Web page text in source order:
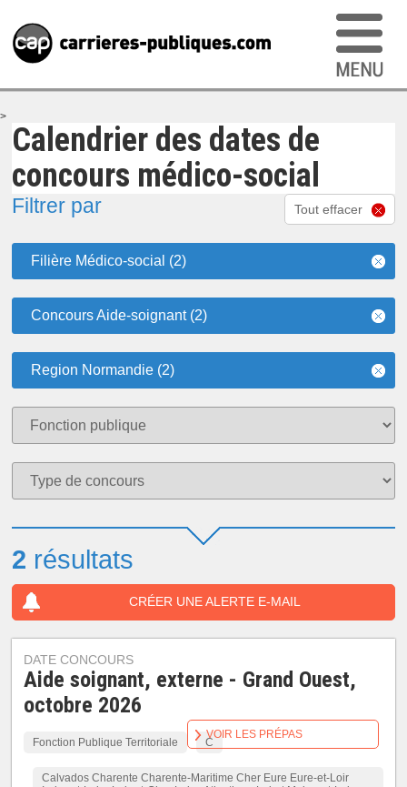
>
Calendrier des dates de
concours médico-social
Filtrer par Tout effacer
Filière Médico-social (2)
Concours Aide-soignant (2)
Region Normandie (2)
2 résultats
CRÉER UNE ALERTE E-MAIL
DATE CONCOURS
Aide soignant, externe - Grand Ouest,
octobre 2026
Fonction Publique Territoriale C
Calvados Charente Charente-Maritime Cher Eure Eure-et-Loir
VOIR LES PRÉPAS